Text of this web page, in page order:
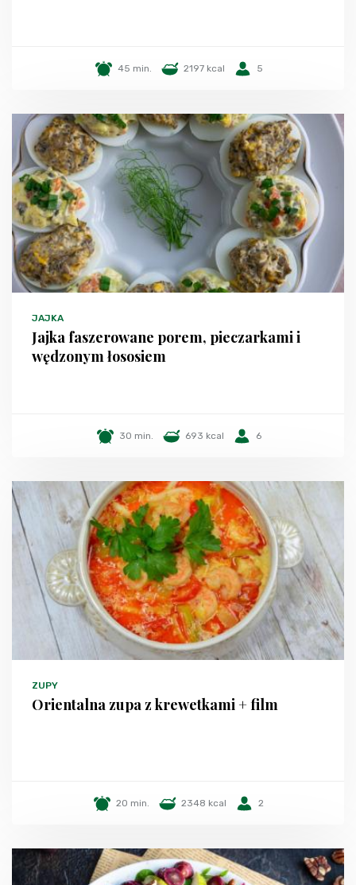
45 min. 2197 kcal 5
JAJKA
Jajka faszerowane porem, pieczarkami i
wędzonym łososiem
30 min. 693 kcal 6
ZUPY
Orientalna zupa z krewetkami + film
20 min. 2348 kcal 2